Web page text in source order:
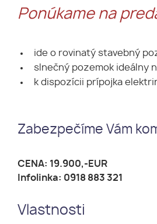
Ponúkame na
ide o rovinatý stavebný
slnečný pozemok ideálny
k dispozícii prípojka
Zabezpečíme Vám
CENA: 19.900,-EUR
Infolinka: 0918 883 321
Vlastnosti